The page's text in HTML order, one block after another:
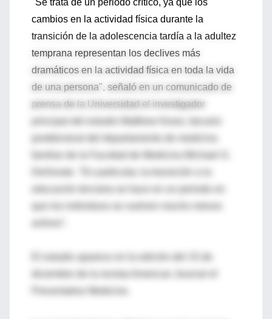
"Se trata de un periodo crítico, ya que los
cambios en la actividad física durante la
transición de la adolescencia tardía a la adultez
temprana representan los declives más
dramáticos en la actividad física en toda la vida
de una persona", señaló en un comunicado de
prensa de la Universidad el investigador
El estudio aparece en la edición del 15 de